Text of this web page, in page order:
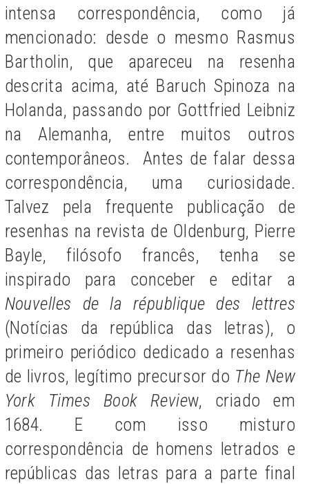
intensa correspondência, como já
mencionado: desde o mesmo Rasmus
Bartholin, que apareceu na resenha
descrita acima, até Baruch Spinoza na
Holanda, passando por Gottfried Leibniz
na Alemanha, entre muitos outros
contemporâneos. Antes de falar dessa
correspondência, uma curiosidade.
Talvez pela frequente publicação de
resenhas na revista de Oldenburg, Pierre
Bayle, filósofo francês, tenha se
inspirado para conceber e editar a
Nouvelles de la république des lettres
(Notícias da república das letras), o
primeiro periódico dedicado a resenhas
de livros, legítimo precursor do The New
York Times Book Review, criado em
1684. E com isso misturo
correspondência de homens letrados e
repúblicas das letras para a parte final